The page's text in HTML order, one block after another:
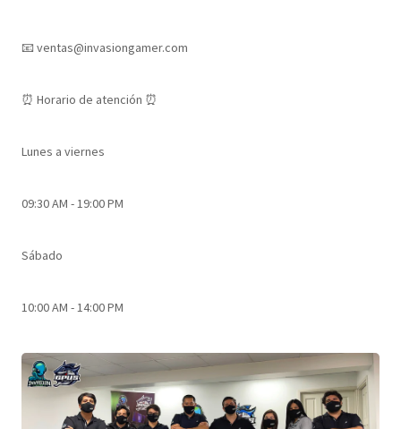
📧 ventas@invasiongamer.com
⏰​ Horario de atención ⏰
Lunes a viernes
09:30 AM - 19:00 PM
Sábado
10:00 AM - 14:00 PM